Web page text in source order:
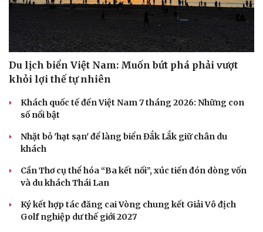
Sức khỏe
Dinh dưỡng - món ngon
Cây thuốc
Nhà đẹp
Du lịch biển Việt Nam: Muốn bứt phá phải vượt
khỏi lợi thế tự nhiên
Khách quốc tế đến Việt Nam 7 tháng 2026: Những con
số nổi bật
Nhặt bỏ 'hạt sạn' để làng biển Đắk Lắk giữ chân du
khách
Cần Thơ cụ thể hóa “Ba kết nối”, xúc tiến đón dòng vốn
và du khách Thái Lan
Ký kết hợp tác đăng cai Vòng chung kết Giải Vô địch
Golf nghiệp dư thế giới 2027